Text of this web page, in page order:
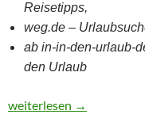
Reisetipps,
weg.de –
ab in-in-den-urlaub-
den Urlaub
App Bewertung per Net
weiterlesen →